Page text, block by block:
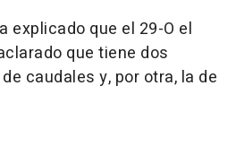
explicado que el 29-O el
que tiene dos
caudales y, por otra, la de